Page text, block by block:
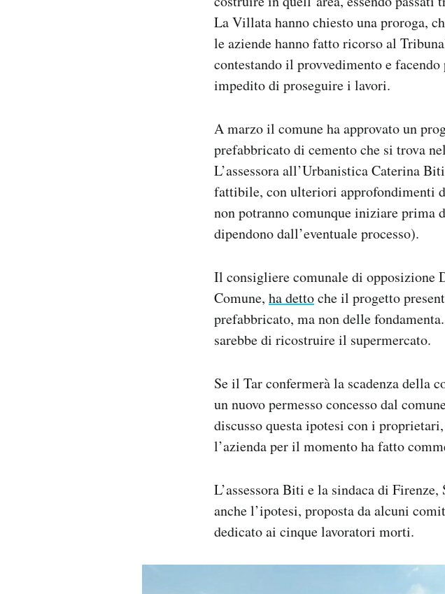
La Villata hanno chiesto una proroga,
le aziende hanno fatto ricorso al
contestando il provvedimento e facendo
impedito di proseguire i lavori.
A marzo il comune ha approvato un
prefabbricato di cemento che si trova
L’assessora all’Urbanistica Caterina Biti
fattibile, con ulteriori approfondimenti
non potranno comunque iniziare prima
dipendono dall’eventuale processo).
Il consigliere comunale di
Comune, ha dettoche il progetto
prefabbricato, ma non delle
sarebbe di ricostruire il supermercato.
Se il Tar confermerà la scadenza della
un nuovo permesso concesso dal
discusso questa ipotesi con i
l’azienda per il momento ha fatto
L’assessora Biti e la sindaca di
anche l’ipotesi, proposta da alcuni
dedicato ai cinque lavoratori morti.